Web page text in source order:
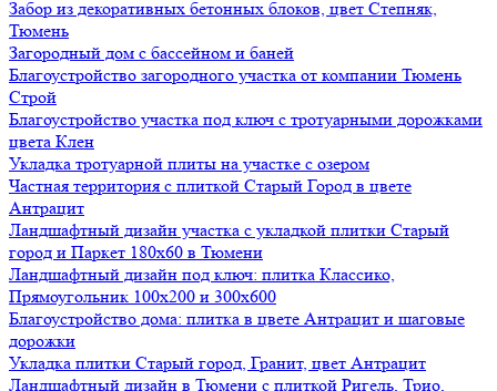
Забор из декоративных бетонных блоков, цвет Степняк,
Тюмень
Загородный дом с бассейном и баней
Благоустройство загородного участка от компании Тюмень
Строй
Благоустройство участка под ключ с тротуарными дорожками
цвета Клен
Укладка тротуарной плиты на участке с озером
Частная территория с плиткой Старый Город в цвете
Антрацит
Ландшафтный дизайн участка с укладкой плитки Старый
город и Паркет 180х60 в Тюмени
Ландшафтный дизайн под ключ: плитка Классико,
Прямоугольник 100х200 и 300х600
Благоустройство дома: плитка в цвете Антрацит и шаговые
дорожки
Укладка плитки Старый город, Гранит, цвет Антрацит
Ландшафтный дизайн в Тюмени с плиткой Ригель, Трио,